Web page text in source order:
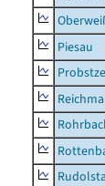
Piesau